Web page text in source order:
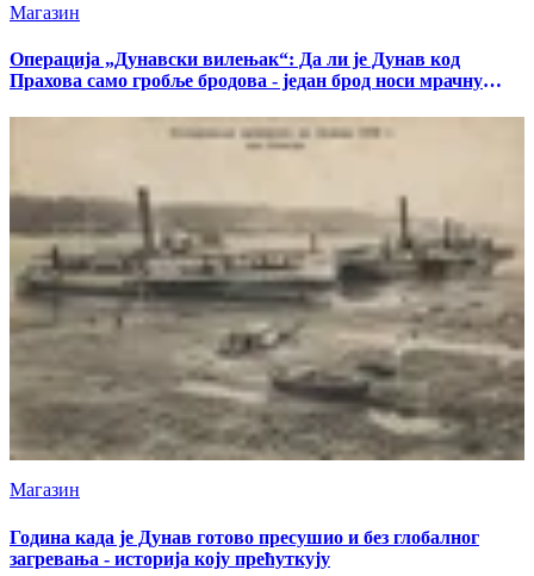
Магазин
Операција „Дунавски вилењак“: Да ли је Дунав код
Прахова само гробље бродова - један брод носи мрачну
Магазин
Година када је Дунав готово пресушио и без глобалног
загревања - историја коју прећуткују